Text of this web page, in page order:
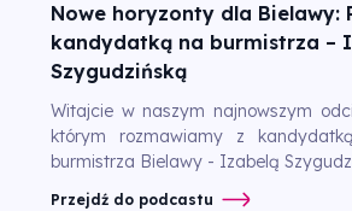
Nowe horyzonty dla Bielawy:
kandydatką na burmistrza –
Szygudzińską
Witajcie w naszym najnowszym
którym rozmawiamy z
burmistrza Bielawy - Izabelą
Przejdź do podcastu